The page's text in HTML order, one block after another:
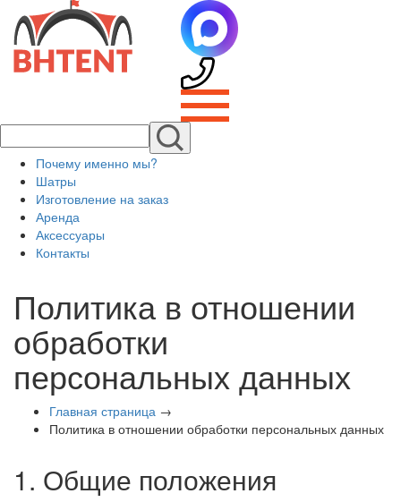
Почему именно мы?
Шатры
Изготовление на заказ
Аренда
Аксессуары
Контакты
Политика в отношении
обработки
персональных данных
Главная страница →
Политика в отношении обработки персональных данных
1. Общие положения